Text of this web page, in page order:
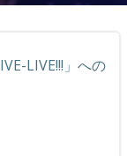
LIVE!!!」への